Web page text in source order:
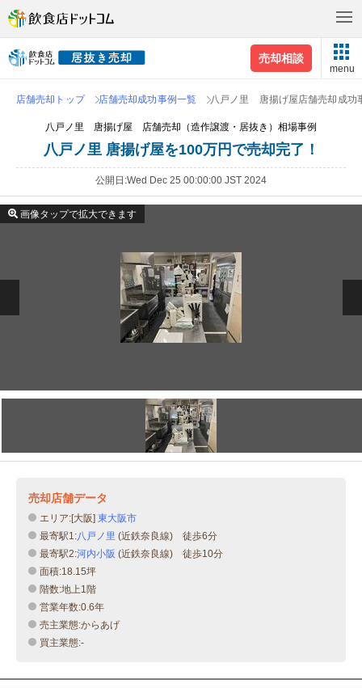
売却相談
menu
店舗売却トップ 店舗売却成功事例一覧 八戸ノ里 唐揚げ屋店舗売却成功
八戸ノ里 唐揚げ屋 店舗売却（造作譲渡・居抜き）相場事例
八戸ノ里 唐揚げ屋を100万円で売却完了！
公開日 Wed Dec 25 00:00:00 JST 2024
画像タップで拡大できます
売却店舗データ
エリア:[大阪] 東大阪市
最寄駅1:八戸ノ里 (近鉄奈良線) 徒歩6分
最寄駅2:河内小阪 (近鉄奈良線) 徒歩10分
面積:18.15坪
階数:地上1階
営業年数:0.6年
売主業態:からあげ
買主業態:-